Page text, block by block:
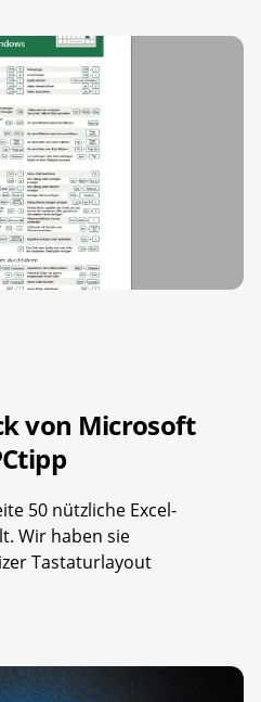
von Microsoft
50 nützliche Excel-
Wir haben sie
Tastaturlayout